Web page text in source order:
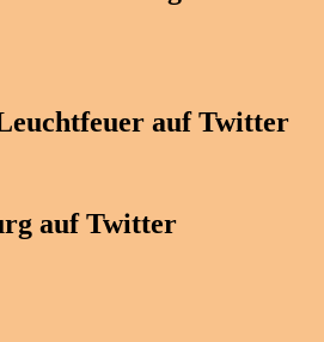
auf Twitter
auf Twitter